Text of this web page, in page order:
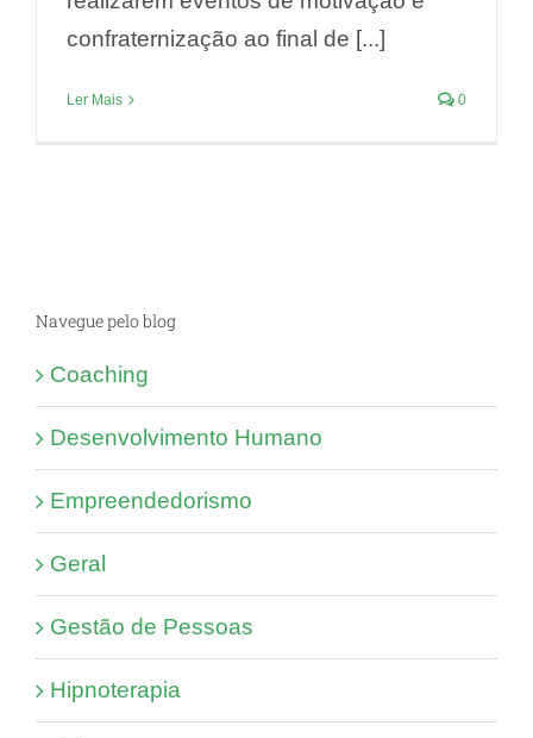
confraternização ao final de [...]
Ler Mais 0
Navegue pelo blog
Coaching
Desenvolvimento Humano
Empreendedorismo
Geral
Gestão de Pessoas
Hipnoterapia